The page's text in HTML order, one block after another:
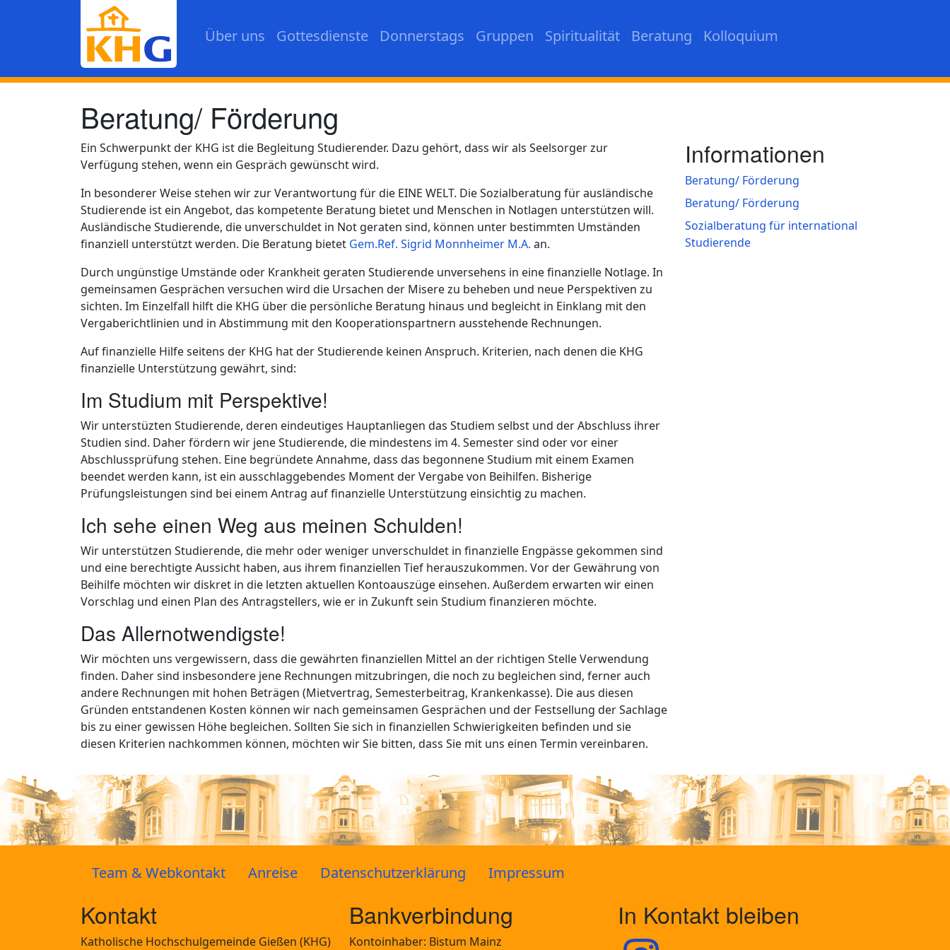
Über uns Gottesdienste Donnerstags Gruppen Spiritualität Beratung Kolloquium
Beratung/ Förderung
Ein Schwerpunkt der KHG ist die Begleitung Studierender. Dazu gehört, dass wir als Seelsorger zur
Verfügung stehen, wenn ein Gespräch gewünscht wird.
In besonderer Weise stehen wir zur Verantwortung für die EINE WELT. Die Sozialberatung für ausländische
Studierende ist ein Angebot, das kompetente Beratung bietet und Menschen in Notlagen unterstützen will.
Ausländische Studierende, die unverschuldet in Not geraten sind, können unter bestimmten Umständen
finanziell unterstützt werden. Die Beratung bietet Gem.Ref. Sigrid Monnheimer M.A. an.
Durch ungünstige Umstände oder Krankheit geraten Studierende unversehens in eine finanzielle Notlage. In
gemeinsamen Gesprächen versuchen wird die Ursachen der Misere zu beheben und neue Perspektiven zu
sichten. Im Einzelfall hilft die KHG über die persönliche Beratung hinaus und begleicht in Einklang mit den
Vergaberichtlinien und in Abstimmung mit den Kooperationspartnern ausstehende Rechnungen.
Auf finanzielle Hilfe seitens der KHG hat der Studierende keinen Anspruch. Kriterien, nach denen die KHG
finanzielle Unterstützung gewährt, sind:
Im Studium mit Perspektive!
Wir unterstüzten Studierende, deren eindeutiges Hauptanliegen das Studiem selbst und der Abschluss ihrer
Studien sind. Daher fördern wir jene Studierende, die mindestens im 4. Semester sind oder vor einer
Abschlussprüfung stehen. Eine begründete Annahme, dass das begonnene Studium mit einem Examen
beendet werden kann, ist ein ausschlaggebendes Moment der Vergabe von Beihilfen. Bisherige
Prüfungsleistungen sind bei einem Antrag auf finanzielle Unterstützung einsichtig zu machen.
Ich sehe einen Weg aus meinen Schulden!
Wir unterstützen Studierende, die mehr oder weniger unverschuldet in finanzielle Engpässe gekommen sind
und eine berechtigte Aussicht haben, aus ihrem finanziellen Tief herauszukommen. Vor der Gewährung von
Beihilfe möchten wir diskret in die letzten aktuellen Kontoauszüge einsehen. Außerdem erwarten wir einen
Vorschlag und einen Plan des Antragstellers, wie er in Zukunft sein Studium finanzieren möchte.
Das Allernotwendigste!
Wir möchten uns vergewissern, dass die gewährten finanziellen Mittel an der richtigen Stelle Verwendung
finden. Daher sind insbesondere jene Rechnungen mitzubringen, die noch zu begleichen sind, ferner auch
andere Rechnungen mit hohen Beträgen (Mietvertrag, Semesterbeitrag, Krankenkasse). Die aus diesen
Gründen entstandenen Kosten können wir nach gemeinsamen Gesprächen und der Festsellung der Sachlage
bis zu einer gewissen Höhe begleichen. Sollten Sie sich in finanziellen Schwierigkeiten befinden und sie
diesen Kriterien nachkommen können, möchten wir Sie bitten, dass Sie mit uns einen Termin vereinbaren.
Informationen
Beratung/ Förderung
Beratung/ Förderung
Sozialberatung für international
Studierende
Team & Webkontakt Anreise Datenschutzerklärung Impressum
Kontakt
Katholische Hochschulgemeinde Gießen (KHG)
Bankverbindung
Kontoinhaber: Bistum Mainz
In Kontakt bleiben